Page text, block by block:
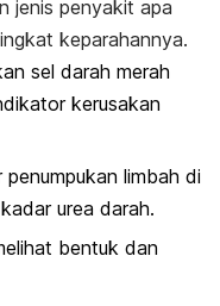
jenis penyakit apa
keparahannya.
sel darah merah
kerusakan
penumpukan limbah di
urea darah.
bentuk dan